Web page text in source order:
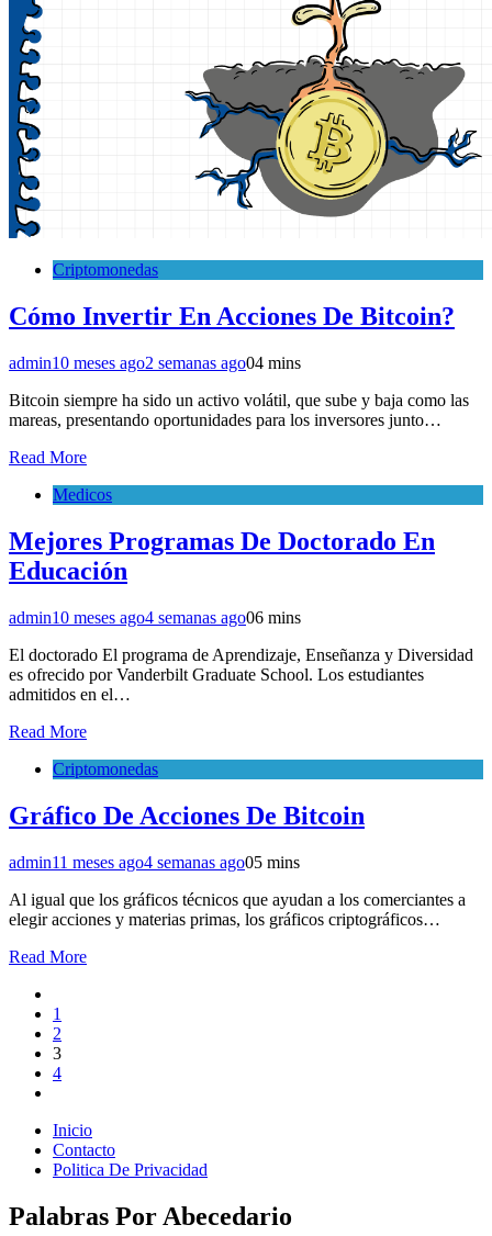
Criptomonedas
Cómo Invertir En Acciones De Bitcoin?
admin10 meses ago2 semanas ago04 mins
Bitcoin siempre ha sido un activo volátil, que sube y baja como las
mareas, presentando oportunidades para los inversores junto…
Read More
Medicos
Mejores Programas De Doctorado En
Educación
admin10 meses ago4 semanas ago06 mins
El doctorado El programa de Aprendizaje, Enseñanza y Diversidad
es ofrecido por Vanderbilt Graduate School. Los estudiantes
admitidos en el…
Read More
Criptomonedas
Gráfico De Acciones De Bitcoin
admin11 meses ago4 semanas ago05 mins
Al igual que los gráficos técnicos que ayudan a los comerciantes a
elegir acciones y materias primas, los gráficos criptográficos…
Read More
1
2
3
4
Inicio
Contacto
Politica De Privacidad
Palabras Por Abecedario